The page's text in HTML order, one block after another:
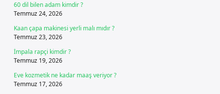
60 dil bilen adam kimdir ?
Temmuz 24, 2026
Kaan çapa makinesi yerli malı mıdır ?
Temmuz 23, 2026
İmpala rapçi kimdir ?
Temmuz 19, 2026
Eve kozmetik ne kadar maaş veriyor ?
Temmuz 17, 2026